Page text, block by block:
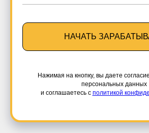
НАЧАТЬ
Нажимая на кнопку, вы даете
персональных данных
и соглашаетесь c политикой